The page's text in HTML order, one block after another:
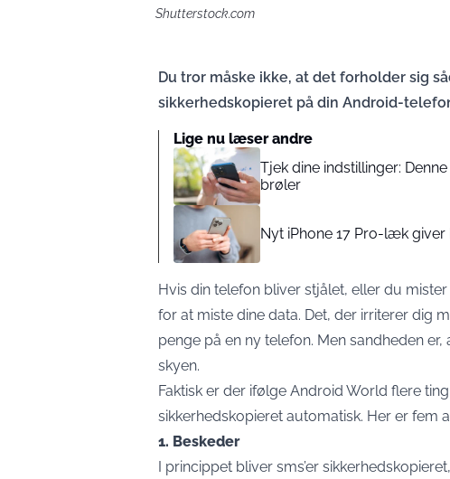
Shutterstock.com
Du tror måske ikke, at det forholder sig
sikkerhedskopieret på din Android-
Lige nu læser andre
Tjek dine indstillinger:
brøler
Nyt iPhone 17 Pro-læk
Hvis din telefon bliver stjålet, eller du
for at miste dine data. Det, der irriterer dig
penge på en ny telefon. Men sandheden
skyen.
Faktisk er der ifølge Android World flere
sikkerhedskopieret automatisk. Her er fem
1. Beskeder
I princippet bliver sms’er